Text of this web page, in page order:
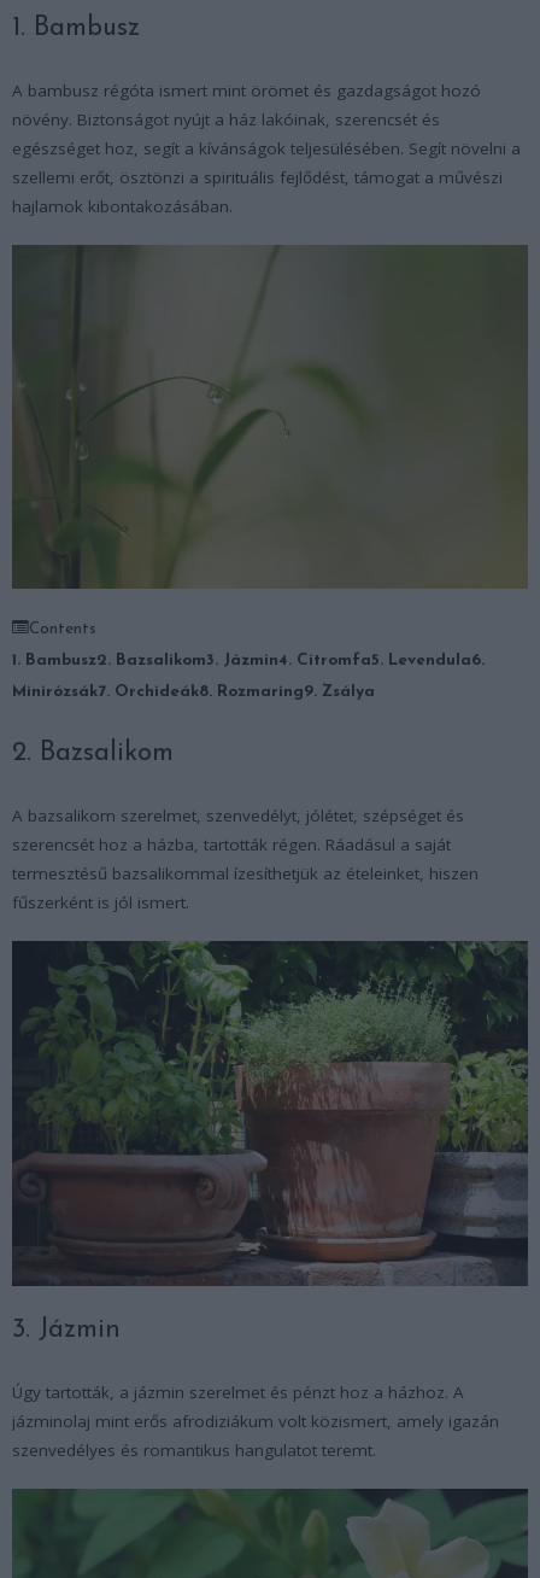
1. Bambusz
A bambusz régóta ismert mint örömet és gazdagságot hozó
növény. Biztonságot nyújt a ház lakóinak, szerencsét és
egészséget hoz, segít a kívánságok teljesülésében. Segít növelni a
szellemi erőt, ösztönzi a spirituális fejlődést, támogat a művészi
hajlamok kibontakozásában.
Contents
1. Bambusz2. Bazsalikom3. Jázmin4. Citromfa5. Levendula6.
Minirózsák7. Orchideák8. Rozmaring9. Zsálya
2. Bazsalikom
A bazsalikom szerelmet, szenvedélyt, jólétet, szépséget és
szerencsét hoz a házba, tartották régen. Ráadásul a saját
termesztésű bazsalikommal ízesíthetjük az ételeinket, hiszen
fűszerként is jól ismert.
3. Jázmin
Úgy tartották, a jázmin szerelmet és pénzt hoz a házhoz. A
jázminolaj mint erős afrodiziákum volt közismert, amely igazán
szenvedélyes és romantikus hangulatot teremt.